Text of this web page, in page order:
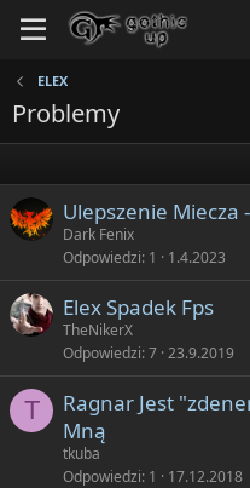
ELEX
Problemy
Ulepszenie Miecza
Dark Fenix
Odpowiedzi 1 1.4.2023
Elex Spadek Fps
TheNikerX
Odpowiedzi 7 23.9.2019
T
Ragnar Jest
Mną
tkuba
Odpowiedzi 1 17.12.2018